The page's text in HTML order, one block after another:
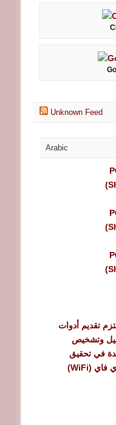
Unknown Feed
Arabic
تقديم أدوات
وتشخيص
في تحقيق
أقصى حد لأداء شبكة الواي فاي (WiFi)